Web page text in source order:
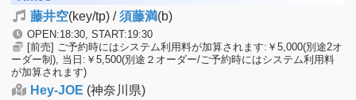
藤井空(key/tp) /須藤満(b)
OPEN:18:30, START:19:30
[前売] ご予約時にはシステム利用料が加算されます:￥5,000(別途2オ
ーダー制), 当日:￥5,500(別途２オーダー/ご予約時にはシステム利用料
が加算されます)
Hey-JOE (神奈川県)